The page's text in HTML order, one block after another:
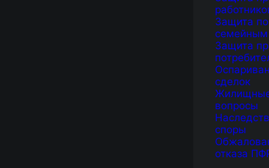
Защита по
Защита
сделок
вопросы
споры
отказа